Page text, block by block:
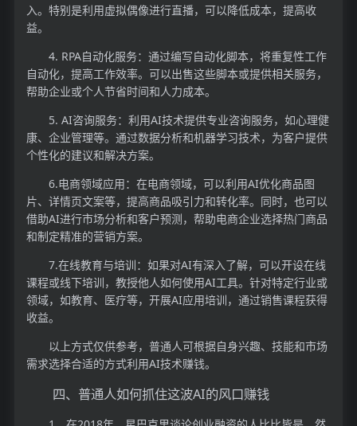
入。特别是利用虚拟偶像进行直播，可以降低成本，提高收
益。
4. RPA自动化服务：通过编写自动化脚本，将重复性工作
自动化，提高工作效率。可以出售这些脚本或提供相关服务，
帮助企业或个人节省时间和人力成本。
5. AI咨询服务：利用AI技术提供专业咨询服务，如心理健
康、企业管理等。通过数据分析和机器学习技术，为客户提供
个性化的建议和解决方案。
6.电商领域应用：在电商领域，可以利用AI优化商品图
片、详情页文案等，提高商品吸引力和转化率。同时，也可以
借助AI进行市场分析和客户预测，帮助电商企业选择热门商品
和制定精准的营销方案。
7.在线教育与培训：如果对AI有深入了解，可以开设在线
课程或线下培训，教授他人如何使用AI工具。针对特定行业或
领域，如教育、医疗等，开展AI应用培训，通过销售课程获得
收益。
以上方式仅供参考，普通人可根据自身兴趣、技能和市场
需求选择合适的方式利用AI技术赚钱。
四、普通人如何抓住这波AI的风口赚钱